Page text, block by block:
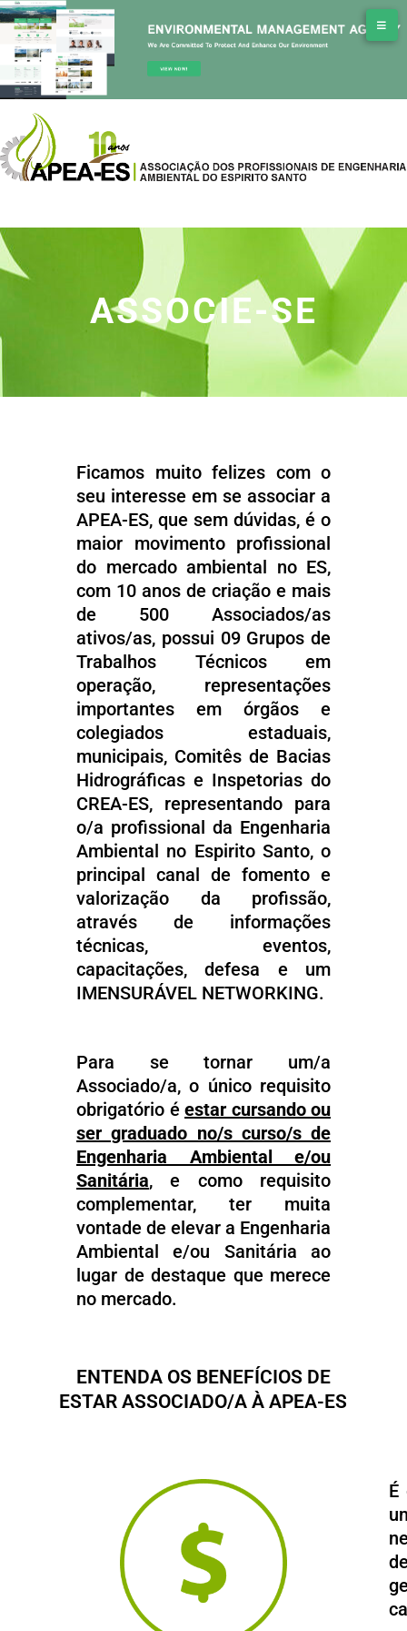
ASSOCIE-SE
Ficamos muito felizes com o
seu interesse em se associar a
APEA-ES, que sem dúvidas, é o
maior movimento profissional
do mercado ambiental no ES,
com 10 anos de criação e mais
de 500 Associados/as
ativos/as, possui 09 Grupos de
Trabalhos Técnicos em
operação, representações
importantes em órgãos e
colegiados estaduais,
municipais, Comitês de Bacias
Hidrográficas e Inspetorias do
CREA-ES, representando para
o/a profissional da Engenharia
Ambiental no Espirito Santo, o
principal canal de fomento e
valorização da profissão,
através de informações
técnicas, eventos,
capacitações, defesa e um
IMENSURÁVEL NETWORKING.
Para se tornar um/a
Associado/a, o único requisito
obrigatório é estar cursando ou
ser graduado no/s curso/s de
Engenharia Ambiental e/ou
Sanitária, e como requisito
complementar, ter muita
vontade de elevar a Engenharia
Ambiental e/ou Sanitária ao
lugar de destaque que merece
no mercado.
ENTENDA OS BENEFÍCIOS DE
ESTAR ASSOCIADO/A À APEA-ES
É